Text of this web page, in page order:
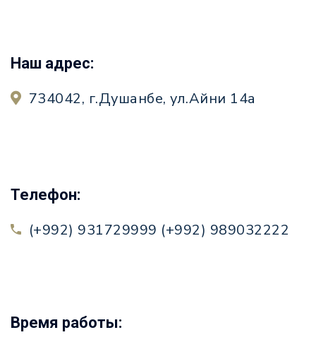
Наш адрес:
734042, г.Душанбе, ул.Айни 14а
Телефон:
(+992) 931729999 (+992) 989032222
Время работы: